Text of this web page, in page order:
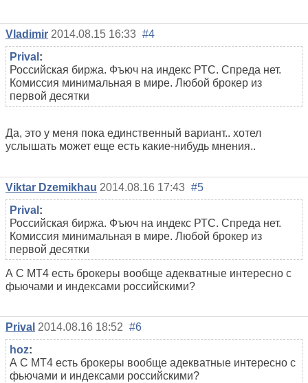
Vladimir 2014.08.15 16:33 #4
Prival :
Российская биржа. Фъюч на индекс РТС. Спреда нет.
Комиссия минимальная в мире. Любой брокер из
первой десятки
Да, это у меня пока единственный вариант.. хотел
услышать может еще есть какие-нибудь мнения..
Viktar Dzemikhau 2014.08.16 17:43 #5
Prival :
Российская биржа. Фъюч на индекс РТС. Спреда нет.
Комиссия минимальная в мире. Любой брокер из
первой десятки
А С МТ4 есть брокеры вообще адекватные интересно с
фьючами и индексами российскими?
Prival 2014.08.16 18:52 #6
hoz:
А С МТ4 есть брокеры вообще адекватные интересно с
фьючами и индексами российскими?